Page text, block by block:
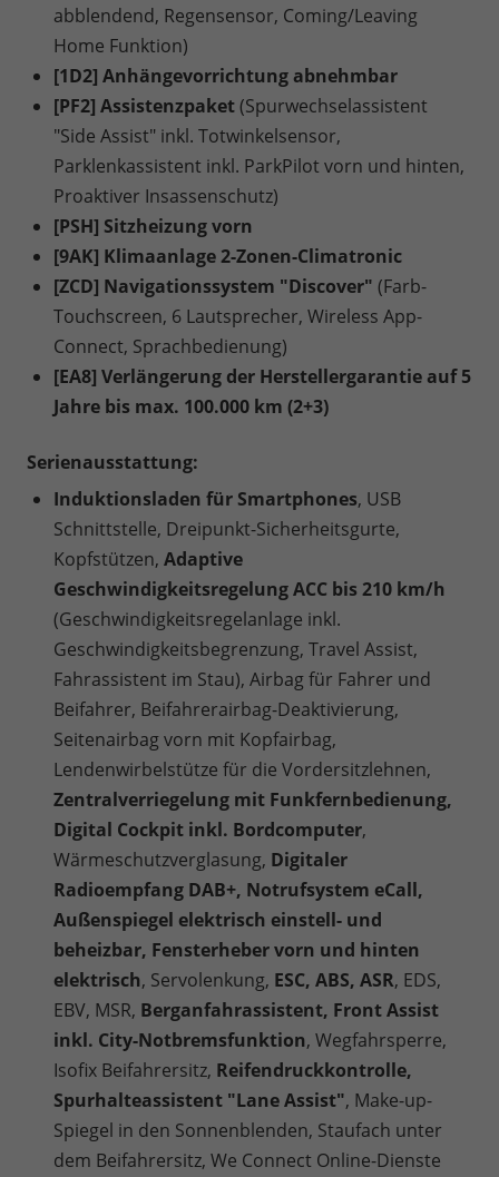
abblendend, Regensensor, Coming/Leaving
Home Funktion)
[1D2] Anhängevorrichtung abnehmbar
[PF2] Assistenzpaket(Spurwechselassistent
"Side Assist" inkl. Totwinkelsensor,
Parklenkassistent inkl. ParkPilot vorn und hinten,
Proaktiver Insassenschutz)
[PSH] Sitzheizung vorn
[9AK] Klimaanlage 2-Zonen-Climatronic
[ZCD] Navigationssystem "Discover" (Farb-
Touchscreen, 6 Lautsprecher, Wireless App-
Connect, Sprachbedienung)
[EA8] Verlängerung der Herstellergarantie auf 5
Jahre bis max. 100.000 km (2+3)
Serienausstattung:
Induktionsladen für Smartphones, USB
Schnittstelle, Dreipunkt-Sicherheitsgurte,
Kopfstützen, Adaptive
Geschwindigkeitsregelung ACC bis 210 km/h
(Geschwindigkeitsregelanlage inkl.
Geschwindigkeitsbegrenzung, Travel Assist,
Fahrassistent im Stau), Airbag für Fahrer und
Beifahrer, Beifahrerairbag-Deaktivierung,
Seitenairbag vorn mit Kopfairbag,
Lendenwirbelstütze für die Vordersitzlehnen,
Zentralverriegelung mit Funkfernbedienung,
Digital Cockpit inkl. Bordcomputer,
Wärmeschutzverglasung, Digitaler
Radioempfang DAB+, Notrufsystem eCall,
Außenspiegel elektrisch einstell- und
beheizbar, Fensterheber vorn und hinten
elektrisch, Servolenkung, ESC, ABS, ASR, EDS,
EBV, MSR, Berganfahrassistent, Front Assist
inkl. City-Notbremsfunktion, Wegfahrsperre,
Isofix Beifahrersitz, Reifendruckkontrolle,
Spurhalteassistent "Lane Assist", Make-up-
Spiegel in den Sonnenblenden, Staufach unter
dem Beifahrersitz, We Connect Online-Dienste